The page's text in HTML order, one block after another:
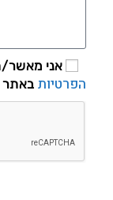
אני
הפרטיות באתר